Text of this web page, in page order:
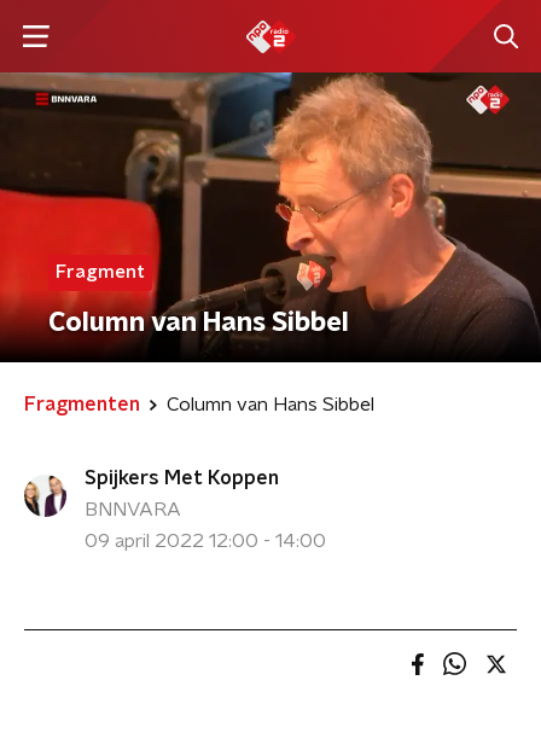
Fragment
Column van Hans Sibbel
Fragmenten Column van Hans Sibbel
Spijkers Met Koppen
BNNVARA
09 april 2022 12:00 - 14:00